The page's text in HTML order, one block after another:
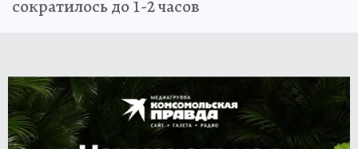
сократилось до 1-2 часов